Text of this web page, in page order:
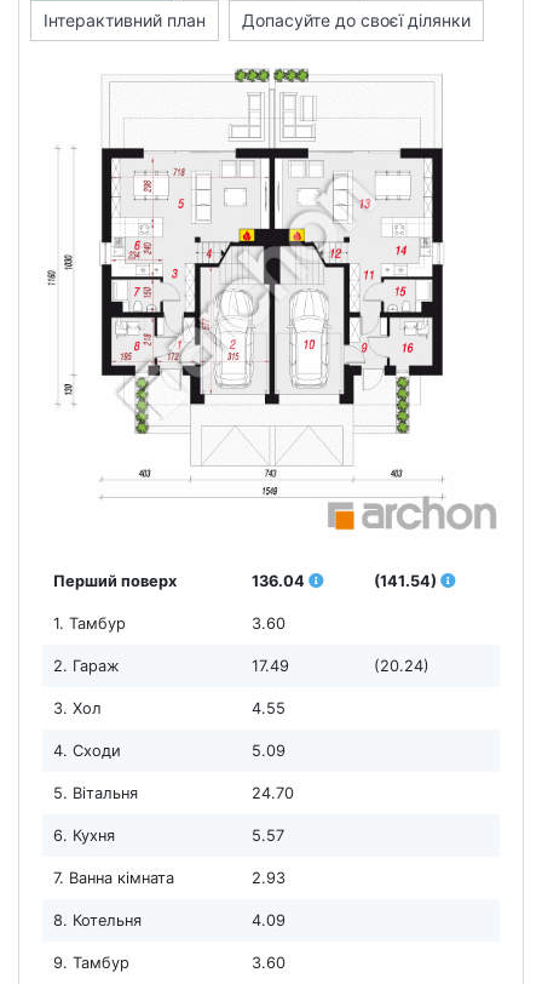
Інтерактивний план
Допасуйте до своєї ділянки
Перший поверх 136.04 (141.54)
1. Тамбур 3.60
2. Гараж 17.49 (20.24)
3. Хол 4.55
4. Сходи 5.09
5. Вітальня 24.70
6. Кухня 5.57
7. Ванна кімната 2.93
8. Котельня 4.09
9. Тамбур 3.60